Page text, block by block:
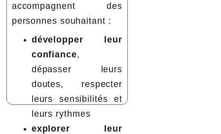
accompagnent des
personnes souhaitant :
développer leur
confiance,
dépasser leurs
doutes, respecter
leurs sensibilités et
leurs rythmes
explorer leur